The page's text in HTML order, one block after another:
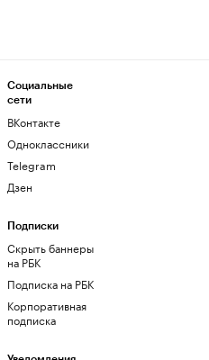
Социальные
сети
ВКонтакте
Одноклассники
Telegram
Дзен
Подписки
Скрыть баннеры
на РБК
Подписка на РБК
Корпоративная
подписка